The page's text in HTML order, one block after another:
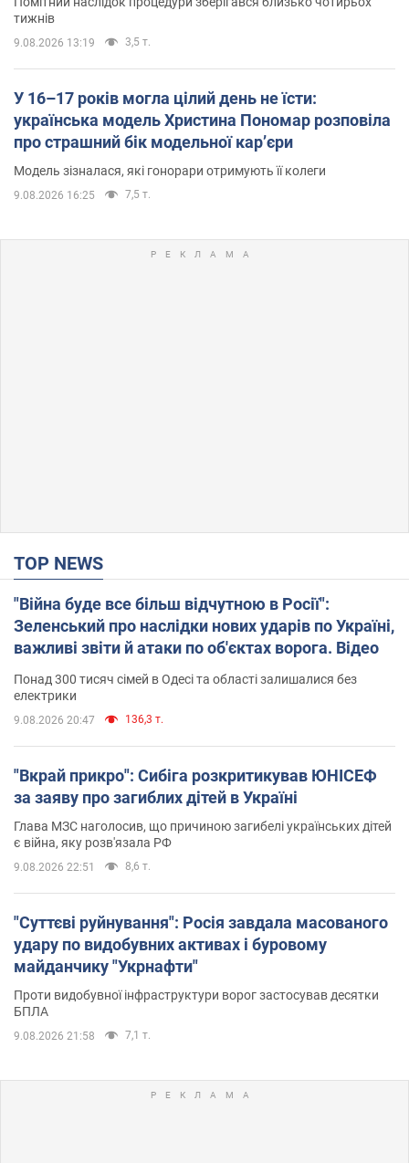
тижнів
9.08.2026 13:19 3,5 т.
У 16–17 років могла цілий день не їсти:
українська модель Христина Пономар розповіла
про страшний бік модельної кар’єри
Модель зізналася, які гонорари отримують її колеги
9.08.2026 16:25 7,5 т.
TOP NEWS
"Війна буде все більш відчутною в Росії":
Зеленський про наслідки нових ударів по Україні,
важливі звіти й атаки по об'єктах ворога. Відео
Понад 300 тисяч сімей в Одесі та області залишалися без
електрики
9.08.2026 20:47 136,3 т.
"Вкрай прикро": Сибіга розкритикував ЮНІСЕФ
за заяву про загиблих дітей в Україні
Глава МЗС наголосив, що причиною загибелі українських дітей
є війна, яку розв'язала РФ
9.08.2026 22:51 8,6 т.
"Суттєві руйнування": Росія завдала масованого
удару по видобувних активах і буровому
майданчику "Укрнафти"
Проти видобувної інфраструктури ворог застосував десятки
БПЛА
9.08.2026 21:58 7,1 т.